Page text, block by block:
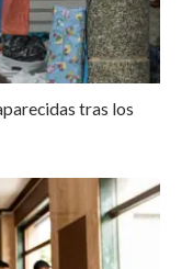
tras los